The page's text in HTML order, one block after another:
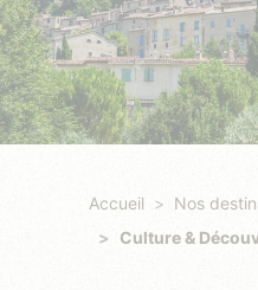
Accueil
Nos
Culture &